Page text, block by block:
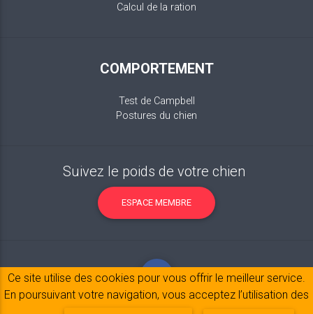
Calcul de la ration
COMPORTEMENT
Test de Campbell
Postures du chien
Suivez le poids de votre chien
ESPACE MEMBRE
Ce site utilise des cookies pour vous offrir le meilleur service.
En poursuivant votre navigation, vous acceptez l’utilisation des